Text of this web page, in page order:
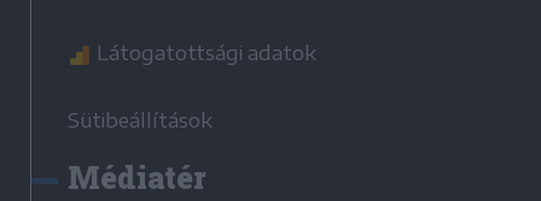
Látogatottsági adatok
Sütibeállítások
Médiatér